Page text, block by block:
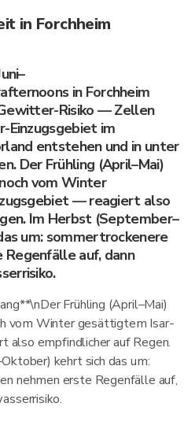
in Forchheim
in Forchheim
Risiko — Zellen
Einzugsgebiet im
entstehen und in unter
Der Frühling (April–Mai)
vom Winter
— reagiert also
Im Herbst (September–
um: sommertrockenere
auf, dann
Frühling (April–Mai)
vom Winter gesättigtem Isar-
also empfindlicher auf Regen.
kehrt sich das um:
nehmen erste Regenfälle auf,